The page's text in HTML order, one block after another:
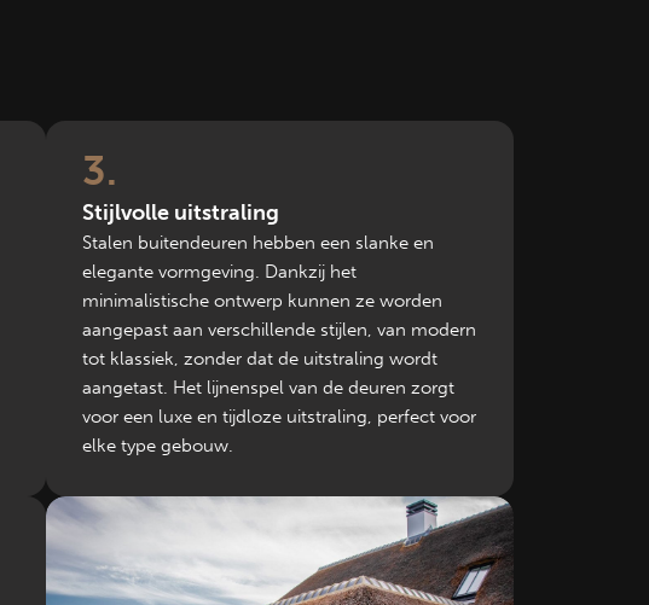
3
Stijlvolle uitstraling
Stalen buitendeuren hebben een slanke en
elegante vormgeving. Dankzij het
minimalistische ontwerp kunnen ze worden
aangepast aan verschillende stijlen, van modern
tot klassiek, zonder dat de uitstraling wordt
aangetast. Het lijnenspel van de deuren zorgt
voor een luxe en tijdloze uitstraling, perfect voor
elke type gebouw.